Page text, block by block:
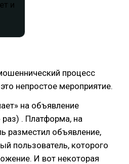
процесс
непростое мероприятие.
на объявление
. Платформа, на
разместил объявление,
пользователь, которого
И вот некоторая